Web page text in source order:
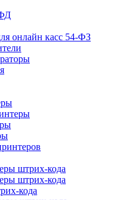
онлайн касс 54-ФЗ
штрих-кода
штрих-кода
кода